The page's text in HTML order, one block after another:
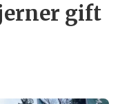
gift­